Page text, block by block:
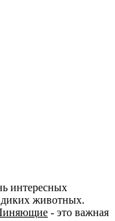
интересных
животных.
- это важная